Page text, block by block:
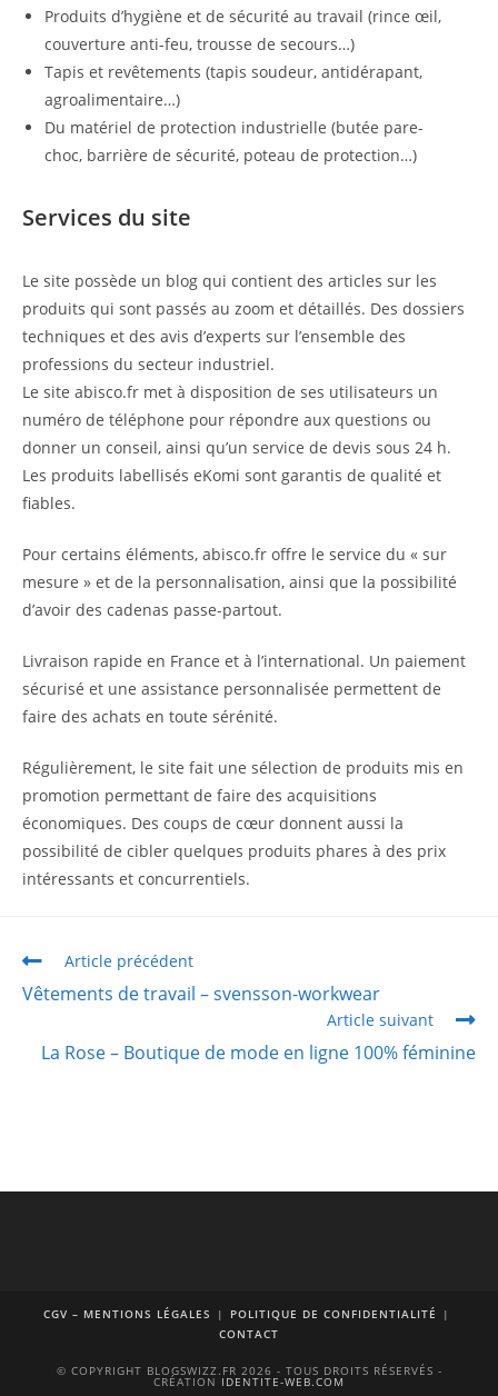
Produits d’hygiène et de sécurité au travail (rince œil,
couverture anti-feu, trousse de secours…)
Tapis et revêtements (tapis soudeur, antidérapant,
agroalimentaire…)
Du matériel de protection industrielle (butée pare-
choc, barrière de sécurité, poteau de protection…)
Services du site
Le site possède un blog qui contient des articles sur les
produits qui sont passés au zoom et détaillés. Des dossiers
techniques et des avis d’experts sur l’ensemble des
professions du secteur industriel.
Le site abisco.fr met à disposition de ses utilisateurs un
numéro de téléphone pour répondre aux questions ou
donner un conseil, ainsi qu’un service de devis sous 24 h.
Les produits labellisés eKomi sont garantis de qualité et
fiables.
Pour certains éléments, abisco.fr offre le service du « sur
mesure » et de la personnalisation, ainsi que la possibilité
d’avoir des cadenas passe-partout.
Livraison rapide en France et à l’international. Un paiement
sécurisé et une assistance personnalisée permettent de
faire des achats en toute sérénité.
Régulièrement, le site fait une sélection de produits mis en
promotion permettant de faire des acquisitions
économiques. Des coups de cœur donnent aussi la
possibilité de cibler quelques produits phares à des prix
intéressants et concurrentiels.
Article précédent
Vêtements de travail – svensson-workwear
Article suivant
La Rose – Boutique de mode en ligne 100% féminine
CGV – MENTIONS LÉGALES
POLITIQUE DE CONFIDENTIALITÉ
CONTACT
© COPYRIGHT BLOGSWIZZ.FR 2026 - TOUS DROITS RÉSERVÉS -
CRÉATION IDENTITE-WEB.COM